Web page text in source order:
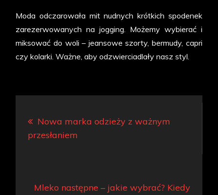
Moda odczarowała mit nudnych krótkich spodenek
zarezerwowanych na jogging. Możemy wybierać i
miksować do woli – jeansowe szorty, bermudy, capri
czy kolarki. Ważne, aby odzwierciadlały nasz styl.
wpisu
Nowa marka odzieży z ważnym
przesłaniem
Mleko następne – jakie wybrać? Kiedy